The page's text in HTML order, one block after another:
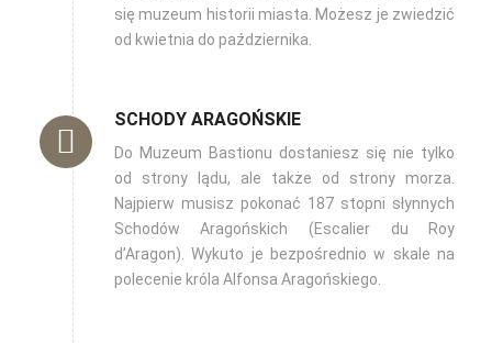
się muzeum historii miasta. Możesz je zwiedzić
od kwietnia do października.
SCHODY ARAGOŃSKIE
Do Muzeum Bastionu dostaniesz się nie tylko
od strony lądu, ale także od strony morza.
Najpierw musisz pokonać 187 stopni słynnych
Schodów Aragońskich (Escalier du Roy
d’Aragon). Wykuto je bezpośrednio w skale na
polecenie króla Alfonsa Aragońskiego.